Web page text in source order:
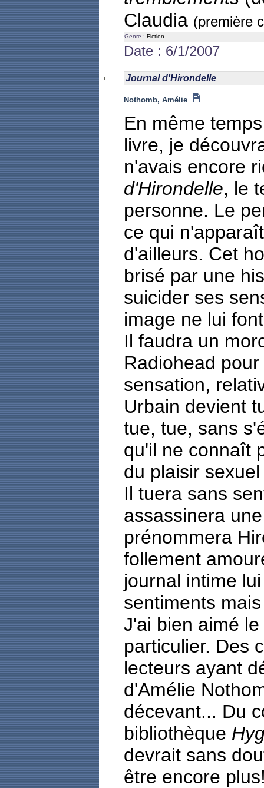
Claudia (première
Genre : Fiction
Date : 6/1/2007
Journal d'Hirondelle
Nothomb, Amélie
En même
livre, je
n'avais encore
d'Hirondelle, le
personne. Le
ce qui
d'ailleurs. Cet
brisé par une
suicider ses
image ne lui
Il faudra un
Radiohead
sensation,
Urbain devient
tue, tue, sans
qu'il ne connaît
du plaisir
Il tuera sans
assassinera
prénommera
follement
journal intime
sentiments
J'ai bien aimé
particulier. Des
lecteurs ayant
d'Amélie
décevant... Du
bibliothèque
devrait sans
être encore